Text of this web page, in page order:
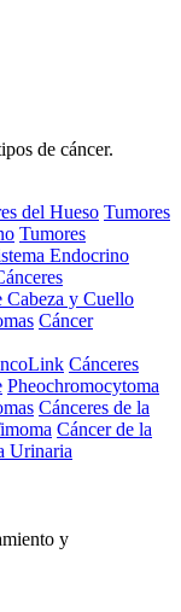
de cáncer.
del Hueso Tumores
Tumores
Endocrino
Cabeza y Cuello
Cáncer
Cánceres
Pheochromocytoma
Cánceres de la
Cáncer de la
Urinaria
y